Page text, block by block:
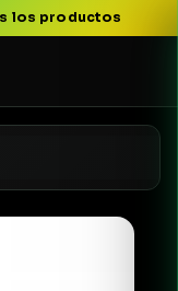
los productos